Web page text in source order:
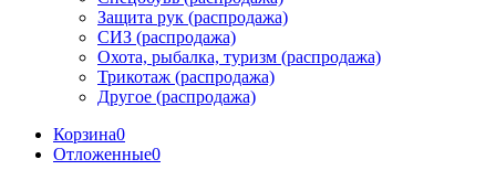
Защита рук (распродажа)
СИЗ (распродажа)
Охота, рыбалка, туризм (распродажа)
Трикотаж (распродажа)
Другое (распродажа)
Корзина0
Отложенные0